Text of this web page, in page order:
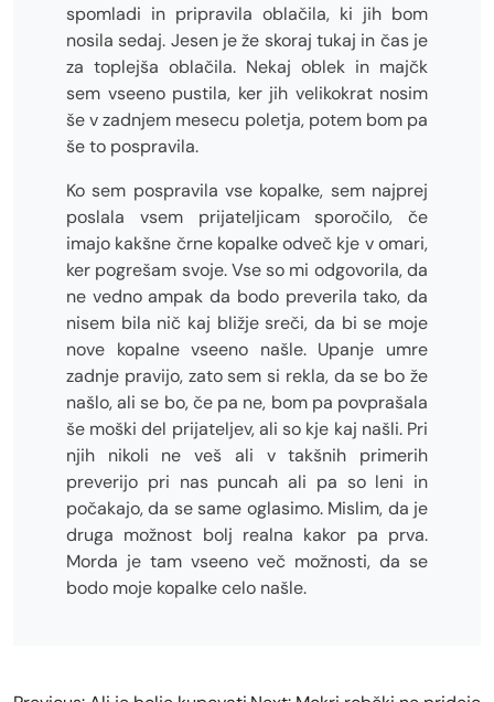
spomladi in pripravila oblačila, ki jih bom
nosila sedaj. Jesen je že skoraj tukaj in čas je
za toplejša oblačila. Nekaj oblek in majčk
sem vseeno pustila, ker jih velikokrat nosim
še v zadnjem mesecu poletja, potem bom pa
še to pospravila.
Ko sem pospravila vse kopalke, sem najprej
poslala vsem prijateljicam sporočilo, če
imajo kakšne črne kopalke odveč kje v omari,
ker pogrešam svoje. Vse so mi odgovorila, da
ne vedno ampak da bodo preverila tako, da
nisem bila nič kaj bližje sreči, da bi se moje
nove kopalne vseeno našle. Upanje umre
zadnje pravijo, zato sem si rekla, da se bo že
našlo, ali se bo, če pa ne, bom pa povprašala
še moški del prijateljev, ali so kje kaj našli. Pri
njih nikoli ne veš ali v takšnih primerih
preverijo pri nas puncah ali pa so leni in
počakajo, da se same oglasimo. Mislim, da je
druga možnost bolj realna kakor pa prva.
Morda je tam vseeno več možnosti, da se
bodo moje kopalke celo našle.